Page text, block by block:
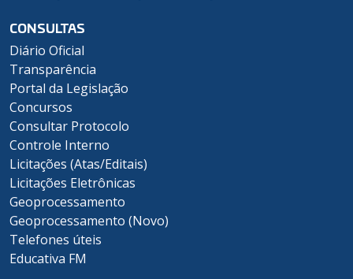
CONSULTAS
Diário Oficial
Transparência
Portal da Legislação
Concursos
Consultar Protocolo
Controle Interno
Licitações (Atas/Editais)
Licitações Eletrônicas
Geoprocessamento
Geoprocessamento (Novo)
Telefones úteis
Educativa FM